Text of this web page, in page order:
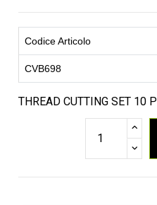
Codice Articolo
CVB698
THREAD CUTTING SET 10